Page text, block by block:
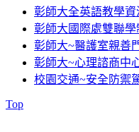
彰師大全英語教學
彰師大國際處雙聯學
彰師大~醫護室親善
彰師大~心理諮商中
校園交通~安全防禦
Top